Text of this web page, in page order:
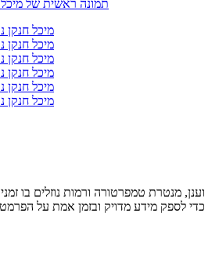
כדי לספק מידע מדויק ובזמן אמת על